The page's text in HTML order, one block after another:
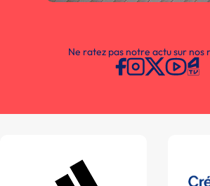
Ne ratez pas notre actu sur nos